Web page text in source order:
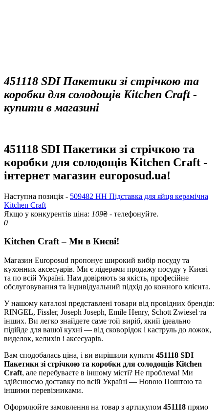
451118 SDI Пакетики зі стрічкою та
коробки для солодощів Kitchen Craft -
купити в магазині
451118 SDI Пакетики зі стрічкою та
коробки для солодощів Kitchen Craft -
інтернет магазин europosud.ua!
Наступна позиція - 509482 HH Підставка для яйця керамічна
Kitchen Craft
Якщо у конкурентів ціна: 109₴ - телефонуйте.
0
Kitchen Craft – Ми в Києві!
Магазин Europosud пропонує широкий вибір посуду та
кухонних аксесуарів. Ми є лідерами продажу посуду у Києві
та по всій Україні. Нам довіряють за якість, професійне
обслуговування та індивідуальний підхід до кожного клієнта.
У нашому каталозі представлені товари від провідних брендів:
RINGEL, Fissler, Joseph Joseph, Emile Henry, Schott Zwiesel та
інших. Ви легко знайдете саме той виріб, який ідеально
підійде для вашої кухні — від сковорідок і каструль до ложок,
виделок, келихів і аксесуарів.
Вам сподобалась ціна, і ви вирішили купити 451118 SDI
Пакетики зі стрічкою та коробки для солодощів Kitchen
Craft, але перебуваєте в іншому місті? Не проблема! Ми
здійснюємо доставку по всій Україні — Новою Поштою та
іншими перевізниками.
Оформлюйте замовлення на товар з артикулом 451118 прямо